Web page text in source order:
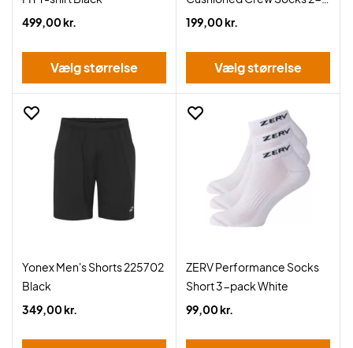
499,00 kr.
Vælg størrelse
Pack White
199,00 kr.
Vælg størrelse
Yonex Men's Shorts 225702
Black
349,00 kr.
ZERV Performance Socks
Short 3-pack White
99,00 kr.